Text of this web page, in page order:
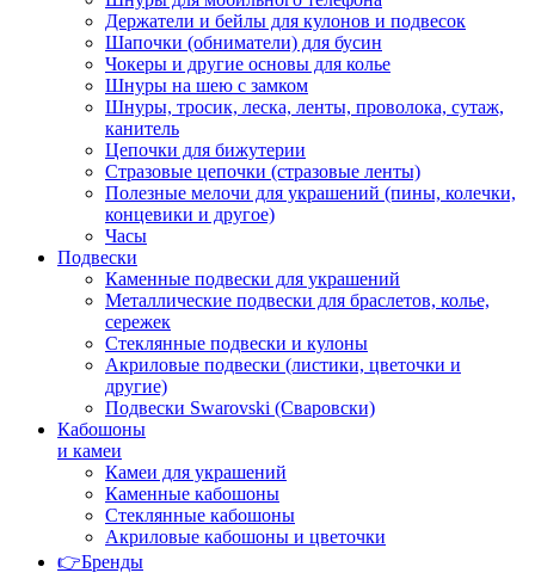
Держатели и бейлы для кулонов и подвесок
Шапочки (обниматели) для бусин
Чокеры и другие основы для колье
Шнуры на шею с замком
Шнуры, тросик, леска, ленты, проволока, сутаж,
канитель
Цепочки для бижутерии
Стразовые цепочки (стразовые ленты)
Полезные мелочи для украшений (пины, колечки,
концевики и другое)
Часы
Подвески
Каменные подвески для украшений
Металлические подвески для браслетов, колье,
сережек
Стеклянные подвески и кулоны
Акриловые подвески (листики, цветочки и
другие)
Подвески Swarovski (Сваровски)
Кабошоны
и камеи
Камеи для украшений
Каменные кабошоны
Стеклянные кабошоны
Акриловые кабошоны и цветочки
👉Бренды